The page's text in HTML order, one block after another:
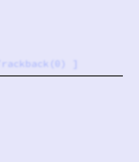
Trackback(0)